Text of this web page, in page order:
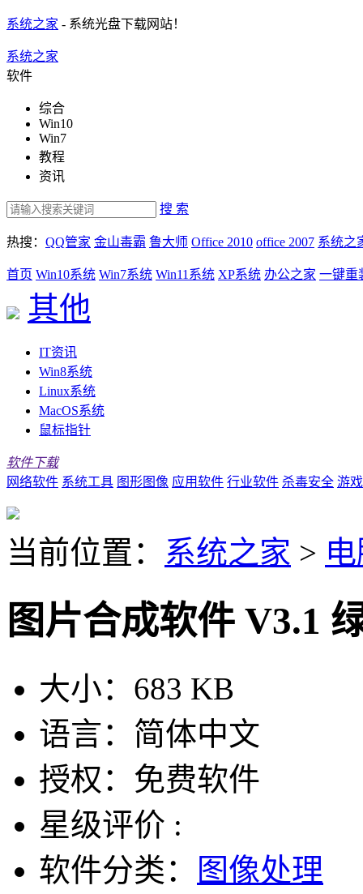
系统之家 - 系统光盘下载网站！
系统之家
软件
综合
Win10
Win7
教程
资讯
搜 索
热搜： QQ管家 金山毒霸 鲁大师 Office 2010 office 2007 系统之
首页 Win10系统 Win7系统 Win11系统 XP系统 办公之家 一键重
其他
IT资讯
Win8系统
Linux系统
MacOS系统
鼠标指针
软件下载
网络软件 系统工具 图形图像 应用软件 行业软件 杀毒安全 游
当前位置： 系统之家 >
图片合成软件 V3.1
大小： 683 KB
语言： 简体中文
授权： 免费软件
星级评价 :
软件分类：
图像处理